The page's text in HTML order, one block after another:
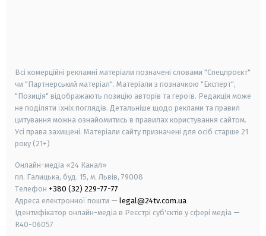
Всі комерційні рекламні матеріали позначені словами "Спецпроєкт"
чи "Партнерський матеріал". Матеріали з позначкою "Експерт",
"Позиція" відображають позицію авторів та героїв. Редакція може
не поділяти їхніх поглядів. Детальніше щодо реклами та правил
цитування можна ознайомитись в правилах користування сайтом.
Усі права захищені. Матеріали сайту призначені для осіб старше 21
року (21+)
Онлайн-медіа «24 Канал»
пл. Галицька, буд. 15, м. Львів, 79008
Телефон +380 (32) 229-77-77
Адреса електронної пошти — legal@24tv.com.ua
Ідентифікатор онлайн-медіа в Реєстрі суб'єктів у сфері медіа —
R40-06057